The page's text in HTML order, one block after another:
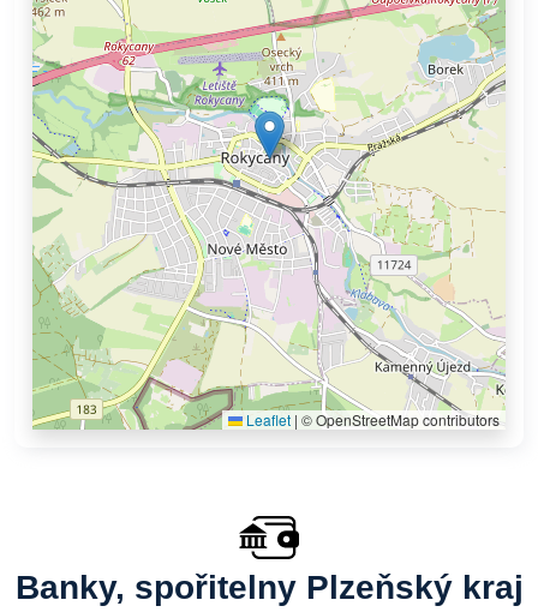
Leaflet | © OpenStreetMap contributors
Banky, spořitelny Plzeňský kraj